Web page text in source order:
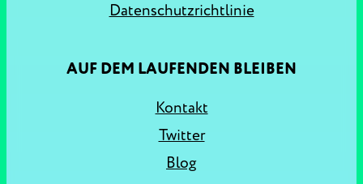
Datenschutzrichtlinie
AUF DEM LAUFENDEN BLEIBEN
Kontakt
Twitter
Blog